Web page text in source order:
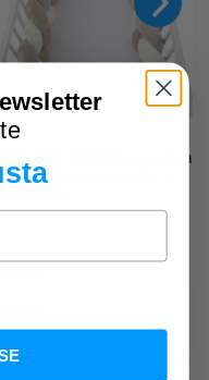
ogradica
pletenica 235x15
€